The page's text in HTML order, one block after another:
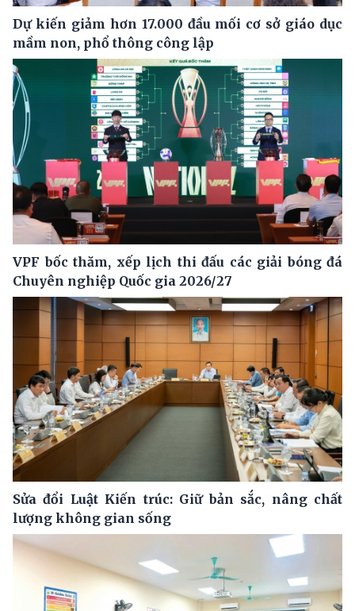
Dự kiến giảm hơn 17.000 đầu mối cơ sở giáo dục
mầm non, phổ thông công lập
VPF bốc thăm, xếp lịch thi đấu các giải bóng đá
Chuyên nghiệp Quốc gia 2026/27
Sửa đổi Luật Kiến trúc: Giữ bản sắc, nâng chất
lượng không gian sống